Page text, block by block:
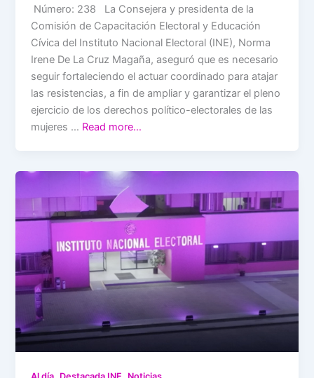
Número: 238 La Consejera y presidenta de la
Comisión de Capacitación Electoral y Educación
Cívica del Instituto Nacional Electoral (INE), Norma
Irene De La Cruz Magaña, aseguró que es necesario
seguir fortaleciendo el actuar coordinado para atajar
las resistencias, a fin de ampliar y garantizar el pleno
ejercicio de los derechos político-electorales de las
mujeres … Read more…